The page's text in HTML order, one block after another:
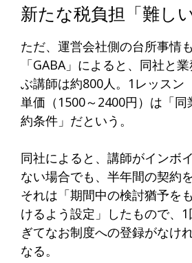
新たな税負担「難しい
ただ、運営会社側の台所事情も
「GABA」によると、同社と
ぶ講師は約800人。1レッスン
単価（1500～2400円）は「同
約条件」だという。
同社によると、講師がインボ
ない場合でも、半年間の契約
それは「期間中の検討猶予を
けるよう設定」したもので、
ぎてなお制度への登録がなけ
なる。